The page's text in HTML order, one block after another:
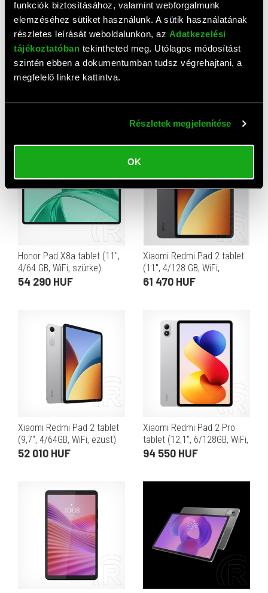
funkciók biztosításához, valamint webforgalmunk
elemzéséhez sütiket használunk. A sütik használatának
részletes leírását weboldalunkon, az Adatkezelési
tájékoztatóban tekintheted meg. Utólagos módosítást
szintén ebben a dokumentumban tudsz végrehajtani, a
megfelelő linkre kattintva.
Részletek megjelenítése
OK
AJÁNLAT
Samsung Galaxy Tab A11
Honor Pad X8a tablet (11",
4/64 GB, WiFi, szürke)
54 290 HUF
Xiaomi Redmi Pad 2 tablet
(11", 4/128 GB, WiFi,
szürke)
61 470 HUF
Xiaomi Redmi Pad 2 tablet
(9,7", 4/64GB, WiFi, ezüst)
52 010 HUF
Xiaomi Redmi Pad 2 Pro
tablet (12,1", 6/128GB, WiFi,
ezüst)
94 550 HUF